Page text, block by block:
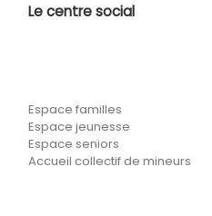
Le centre social
Espace familles
Espace jeunesse
Espace seniors
Accueil collectif de mineurs